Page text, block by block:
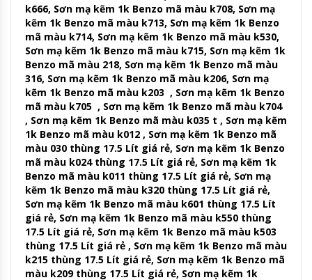
k666, Sơn mạ kẽm 1k Benzo mã màu k708, Sơn mạ
kẽm 1k Benzo mã màu k713, Sơn mạ kẽm 1k Benzo
mã màu k714, Sơn mạ kẽm 1k Benzo mã màu k530,
Sơn mạ kẽm 1k Benzo mã màu k715, Sơn mạ kẽm 1k
Benzo mã màu 218, Sơn mạ kẽm 1k Benzo mã màu
316, Sơn mạ kẽm 1k Benzo mã màu k206, Sơn mạ
kẽm 1k Benzo mã màu k203 , Sơn mạ kẽm 1k Benzo
mã màu k705 , Sơn mạ kẽm 1k Benzo mã màu k704
, Sơn mạ kẽm 1k Benzo mã màu k035 t , Sơn mạ kẽm
1k Benzo mã màu k012 , Sơn mạ kẽm 1k Benzo mã
màu 030 thùng 17.5 Lít giá rẻ, Sơn mạ kẽm 1k Benzo
mã màu k024 thùng 17.5 Lít giá rẻ, Sơn mạ kẽm 1k
Benzo mã màu k011 thùng 17.5 Lít giá rẻ, Sơn mạ
kẽm 1k Benzo mã màu k320 thùng 17.5 Lít giá rẻ,
Sơn mạ kẽm 1k Benzo mã màu k601 thùng 17.5 Lít
giá rẻ, Sơn mạ kẽm 1k Benzo mã màu k550 thùng
17.5 Lít giá rẻ, Sơn mạ kẽm 1k Benzo mã màu k503
thùng 17.5 Lít giá rẻ , Sơn mạ kẽm 1k Benzo mã màu
k215 thùng 17.5 Lít giá rẻ, Sơn mạ kẽm 1k Benzo mã
màu k209 thùng 17.5 Lít giá rẻ, Sơn mạ kẽm 1k